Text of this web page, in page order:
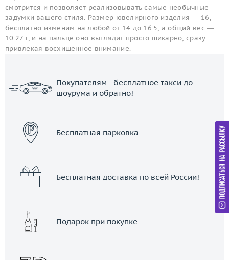
смотрится и позволяет реализовывать самые необычные
задумки вашего стиля. Размер ювелирного изделия — 16,
бесплатно изменим на любой от 14 до 16.5, а общий вес —
10.27 г, и на пальце оно выглядит просто шикарно, сразу
привлекая восхищенное внимание.
Покупателям - бесплатное такси до
шоурума и обратно!
Бесплатная парковка
Бесплатная доставка по всей России!
Подарок при покупке